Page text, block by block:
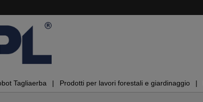
Tagliaerba Prodotti per lavori forestali e giardinaggio